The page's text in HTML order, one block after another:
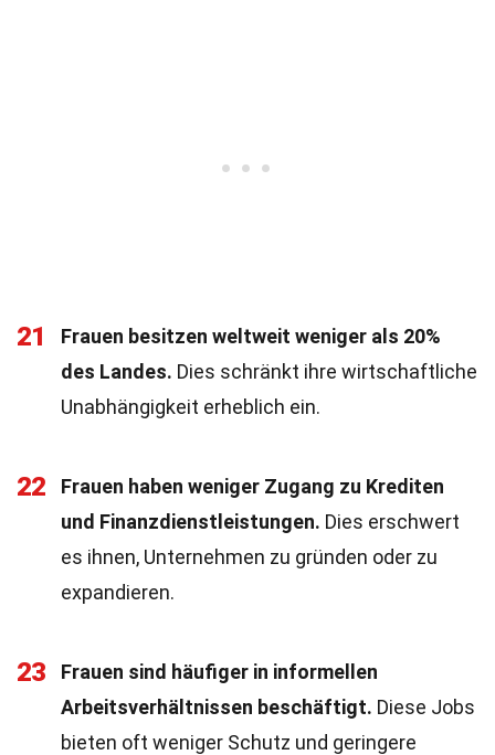
21
Frauen besitzen weltweit weniger als 20%
des Landes. Dies schränkt ihre wirtschaftliche
Unabhängigkeit erheblich ein.
22
Frauen haben weniger Zugang zu Krediten
und Finanzdienstleistungen. Dies erschwert
es ihnen, Unternehmen zu gründen oder zu
expandieren.
23
Frauen sind häufiger in informellen
Arbeitsverhältnissen beschäftigt. Diese Jobs
bieten oft weniger Schutz und geringere